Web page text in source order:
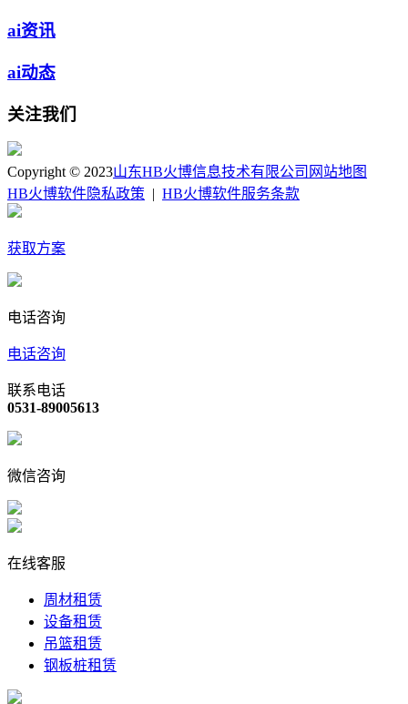
ai资讯
ai动态
关注我们
Copyright © 2023山东HB火博信息技术有限公司 网站地图
HB火博软件隐私政策
HB火博软件服务条款
获取方案
电话咨询
电话咨询
联系电话
0531-89005613
微信咨询
在线客服
周材租赁
设备租赁
吊篮租赁
钢板桩租赁